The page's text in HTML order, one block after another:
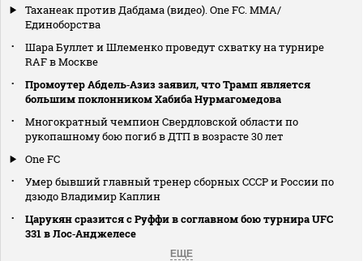
Таханеак против Дабдама (видео). One FC. MMA/
Единоборства
Шара Буллет и Шлеменко проведут схватку на турнире
RAF в Москве
Промоутер Абдель‑Азиз заявил, что Трамп является
большим поклонником Хабиба Нурмагомедова
Многократный чемпион Свердловской области по
рукопашному бою погиб в ДТП в возрасте 30 лет
One FC
Умер бывший главный тренер сборных СССР и России по
дзюдо Владимир Каплин
Царукян сразится с Руффи в соглавном бою турнира UFC
331 в Лос‑Анджелесе
ЕЩЕ